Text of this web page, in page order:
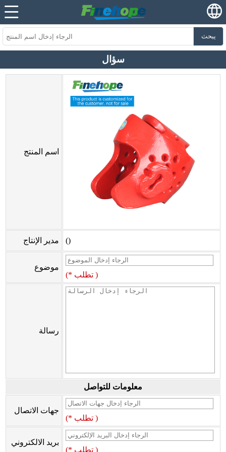
يبحث
سؤال
اسم المنتج
مدير الإنتاج ()
موضوع
(* تطلب )
رسالة
معلومات للتواصل
جهات الاتصال
(* تطلب )
بريد الالكتروني
(* تطلب )